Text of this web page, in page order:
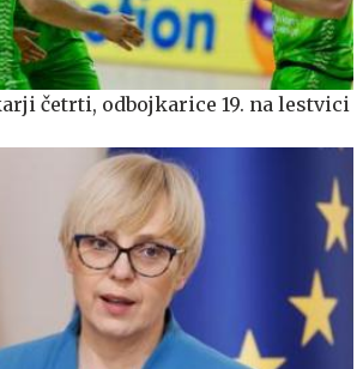
četrti, odbojkarice 19. na lestvici